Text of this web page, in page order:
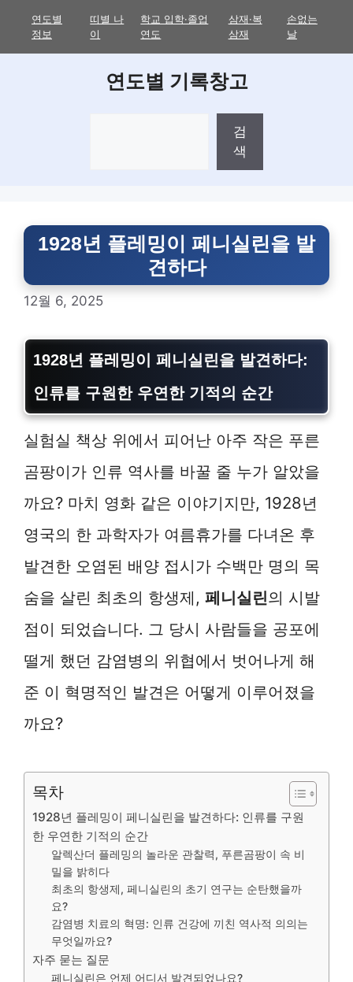
연도별
정보
띠별 나
이
학교 입학·졸업
연도
삼재·복
삼재
손없는
날
연도별 기록창고
검
색
1928년 플레밍이 페니실린을 발
견하다
12월 6, 2025
1928년 플레밍이 페니실린을 발견하다:
인류를 구원한 우연한 기적의 순간
실험실 책상 위에서 피어난 아주 작은 푸른
곰팡이가 인류 역사를 바꿀 줄 누가 알았을
까요? 마치 영화 같은 이야기지만, 1928년
영국의 한 과학자가 여름휴가를 다녀온 후
발견한 오염된 배양 접시가 수백만 명의 목
숨을 살린 최초의 항생제, 페니실린의 시발
점이 되었습니다. 그 당시 사람들을 공포에
떨게 했던 감염병의 위협에서 벗어나게 해
준 이 혁명적인 발견은 어떻게 이루어졌을
까요?
목차
1928년 플레밍이 페니실린을 발견하다: 인류를 구원
한 우연한 기적의 순간
알렉산더 플레밍의 놀라운 관찰력, 푸른곰팡이 속 비
밀을 밝히다
최초의 항생제, 페니실린의 초기 연구는 순탄했을까
요?
감염병 치료의 혁명: 인류 건강에 끼친 역사적 의의는
무엇일까요?
자주 묻는 질문
페니실린은 언제 어디서 발견되었나요?